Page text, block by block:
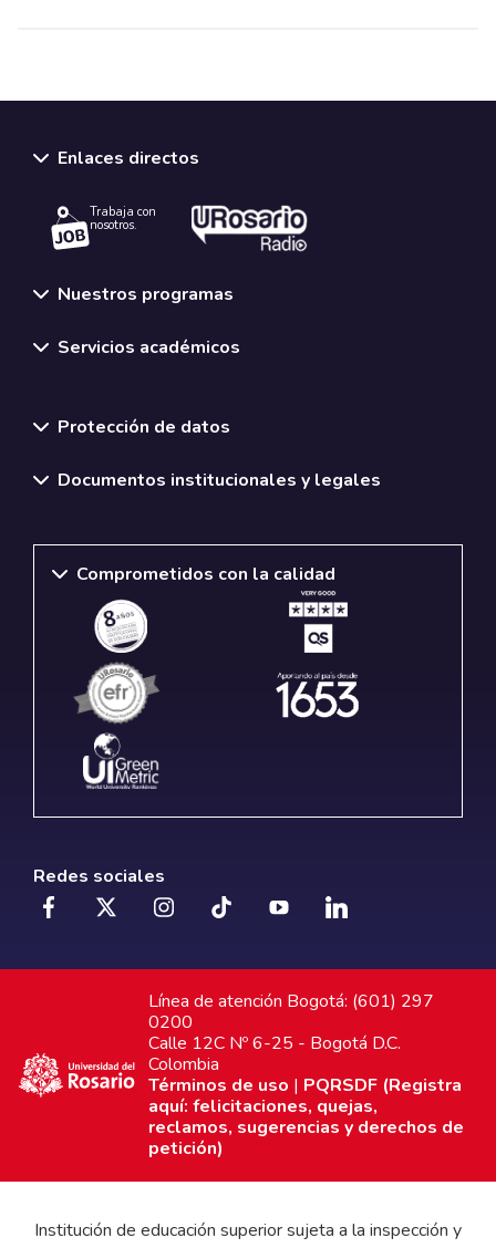
Enlaces directos
Trabaja con
nosotros.
Nuestros programas
Servicios académicos
Protección de datos
Documentos institucionales y legales
Comprometidos con la calidad
Redes sociales
Línea de atención Bogotá: (601) 297
0200
Calle 12C Nº 6-25 - Bogotá D.C.
Colombia
Términos de uso | PQRSDF (Registra
aquí: felicitaciones, quejas,
reclamos, sugerencias y derechos de
petición)
Institución de educación superior sujeta a la inspección y